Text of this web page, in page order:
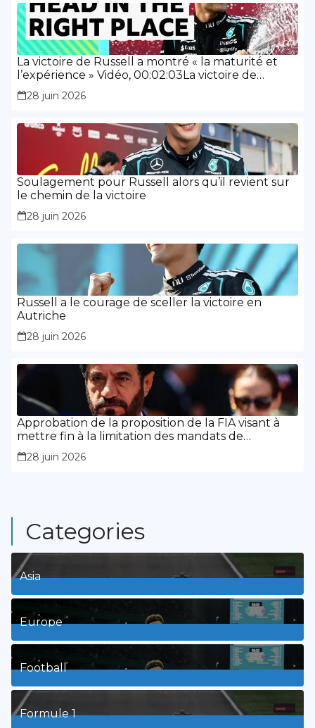
La victoire de Russell a montré « la maturité et
l’expérience » Vidéo, 00:02:03La victoire de
Russell a montré « la maturité et l’expérience »
28 juin 2026
Soulagement pour Russell alors qu’il revient sur
le chemin de la victoire
28 juin 2026
Russell a le courage de sceller la victoire en
Autriche
28 juin 2026
Approbation de la proposition de la FIA visant à
mettre fin à la limitation des mandats de
présidence
28 juin 2026
Categories
Asia
1Posts
Europe
3Posts
Football
8Posts
Formule 1